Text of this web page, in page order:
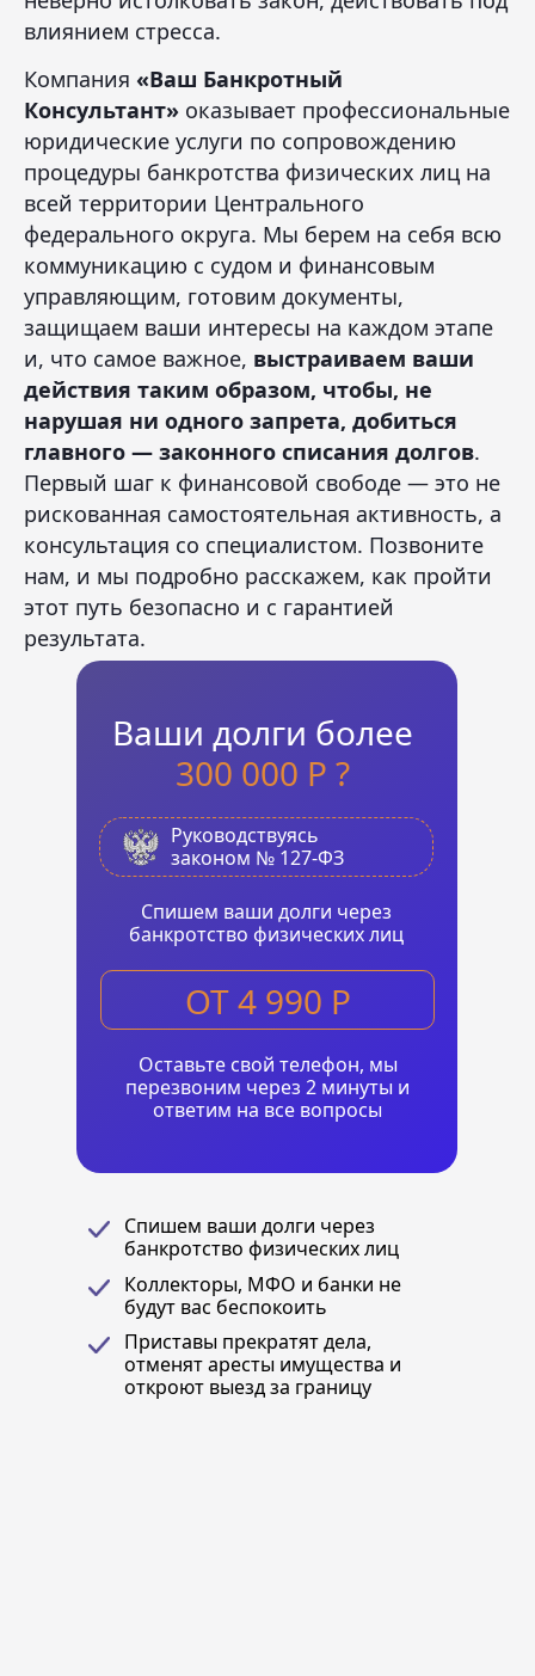
влиянием стресса.
Компания «Ваш Банкротный
Консультант» оказывает профессиональные
юридические услуги по сопровождению
процедуры банкротства физических лиц на
всей территории Центрального
федерального округа. Мы берем на себя всю
коммуникацию с судом и финансовым
управляющим, готовим документы,
защищаем ваши интересы на каждом этапе
и, что самое важное, выстраиваем ваши
действия таким образом, чтобы, не
нарушая ни одного запрета, добиться
главного — законного списания долгов.
Первый шаг к финансовой свободе — это не
рискованная самостоятельная активность, а
консультация со специалистом. Позвоните
нам, и мы подробно расскажем, как пройти
этот путь безопасно и с гарантией
результата.
Cпишем ваши долги через
банкротство физических лиц
Коллекторы, МФО и банки не
будут вас беспокоить
Приставы прекратят дела,
отменят аресты имущества и
откроют выезд за границу
Ваши долги более
300 000 Р ?
Руководствуясь
законом № 127-ФЗ
Cпишем ваши долги через
банкротство физических лиц
Оставьте свой телефон, мы
перезвоним через 2 минуты и
ответим на все вопросы
ОТ 4 990 Р